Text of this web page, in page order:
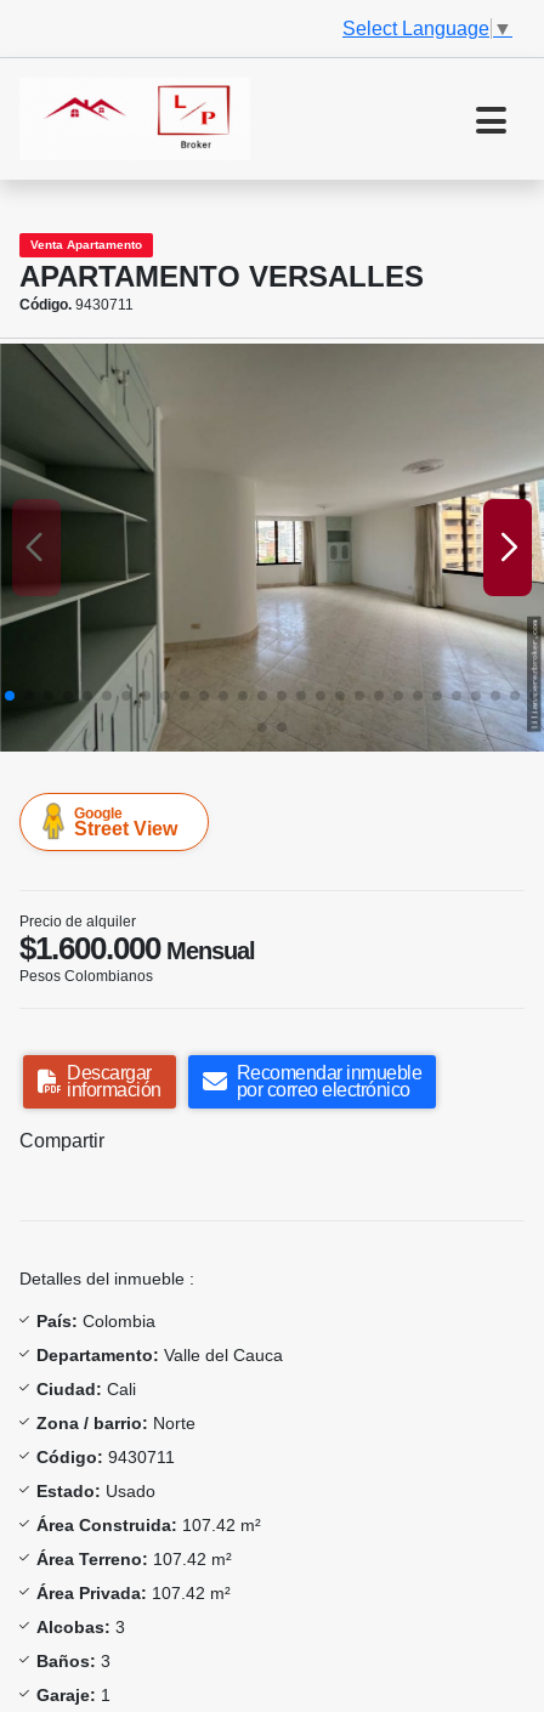
Select Language ▼
Venta Apartamento
APARTAMENTO VERSALLES
Código. 9430711
Google
Street View
Precio de alquiler
$1.600.000Mensual
Pesos Colombianos
Descargar
información
Recomendar inmueble
por correo electrónico
Compartir
Detalles del inmueble :
País: Colombia
Departamento: Valle del Cauca
Ciudad: Cali
Zona / barrio: Norte
Código: 9430711
Estado: Usado
Área Construida: 107.42 m²
Área Terreno: 107.42 m²
Área Privada: 107.42 m²
Alcobas: 3
Baños: 3
Garaje: 1